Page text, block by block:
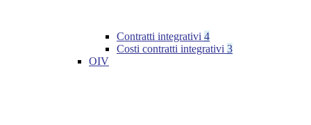
Contratti integrativi 4
Costi contratti integrativi 3
OIV